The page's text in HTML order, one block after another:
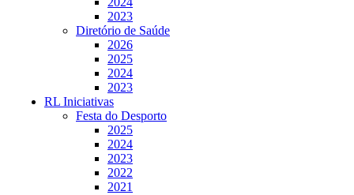
2023
Diretório de Saúde
2026
2025
2024
2023
RL Iniciativas
Festa do Desporto
2025
2024
2023
2022
2021